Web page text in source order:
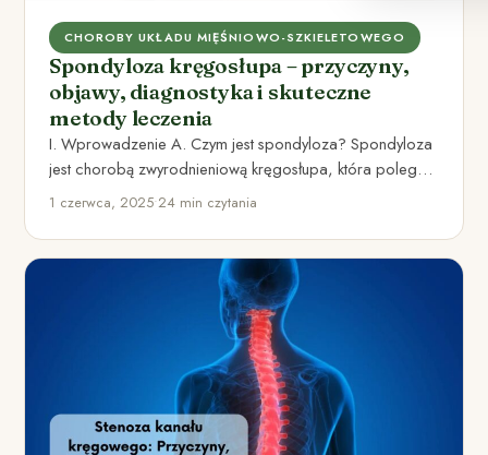
CHOROBY UKŁADU MIĘŚNIOWO-SZKIELETOWEGO
Spondyloza kręgosłupa – przyczyny,
objawy, diagnostyka i skuteczne
metody leczenia
I. Wprowadzenie A. Czym jest spondyloza? Spondyloza
jest chorobą zwyrodnieniową kręgosłupa, która polega
na stopniowym degeneracyjnym uszkodzeniu krążków…
1 czerwca, 2025•24 min czytania